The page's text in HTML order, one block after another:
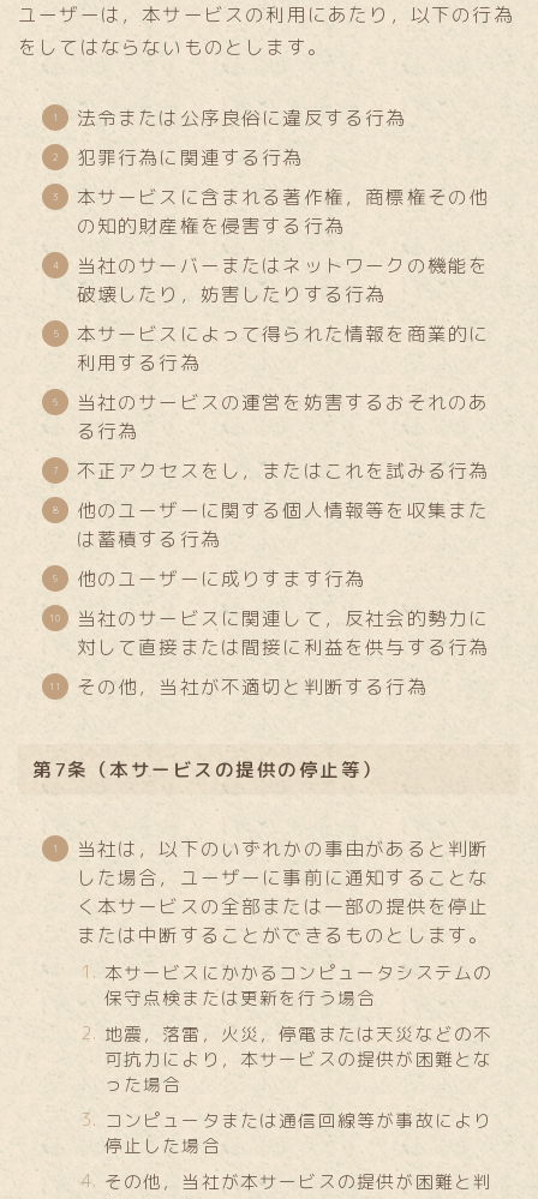
ユーザーは，本サービスの利用にあたり，以下の行為
をしてはならないものとします。
法令または公序良俗に違反する行為
犯罪行為に関連する行為
本サービスに含まれる著作権，商標権その他
の知的財産権を侵害する行為
当社のサーバーまたはネットワークの機能を
破壊したり，妨害したりする行為
本サービスによって得られた情報を商業的に
利用する行為
当社のサービスの運営を妨害するおそれのあ
る行為
不正アクセスをし，またはこれを試みる行為
他のユーザーに関する個人情報等を収集また
は蓄積する行為
他のユーザーに成りすます行為
当社のサービスに関連して，反社会的勢力に
対して直接または間接に利益を供与する行為
その他，当社が不適切と判断する行為
第7条（本サービスの提供の停止等）
当社は，以下のいずれかの事由があると判断
した場合，ユーザーに事前に通知することな
く本サービスの全部または一部の提供を停止
または中断することができるものとします。
本サービスにかかるコンピュータシステムの
保守点検または更新を行う場合
地震，落雷，火災，停電または天災などの不
可抗力により，本サービスの提供が困難とな
った場合
コンピュータまたは通信回線等が事故により
停止した場合
その他，当社が本サービスの提供が困難と判